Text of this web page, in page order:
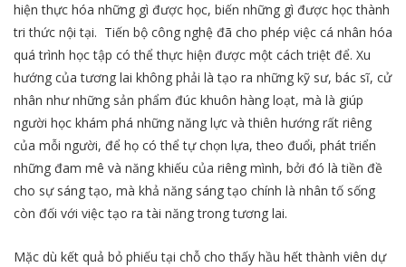
hiện thực hóa những gì được học, biến những gì được học thành
tri thức nội tại. Tiến bộ công nghệ đã cho phép việc cá nhân hóa
quá trình học tập có thể thực hiện được một cách triệt để. Xu
hướng của tương lai không phải là tạo ra những kỹ sư, bác sĩ, cử
nhân như những sản phẩm đúc khuôn hàng loạt, mà là giúp
người học khám phá những năng lực và thiên hướng rất riêng
của mỗi người, để họ có thể tự chọn lựa, theo đuổi, phát triển
những đam mê và năng khiếu của riêng mình, bởi đó là tiền đề
cho sự sáng tạo, mà khả năng sáng tạo chính là nhân tố sống
còn đối với việc tạo ra tài năng trong tương lai.
Mặc dù kết quả bỏ phiếu tại chỗ cho thấy hầu hết thành viên dự